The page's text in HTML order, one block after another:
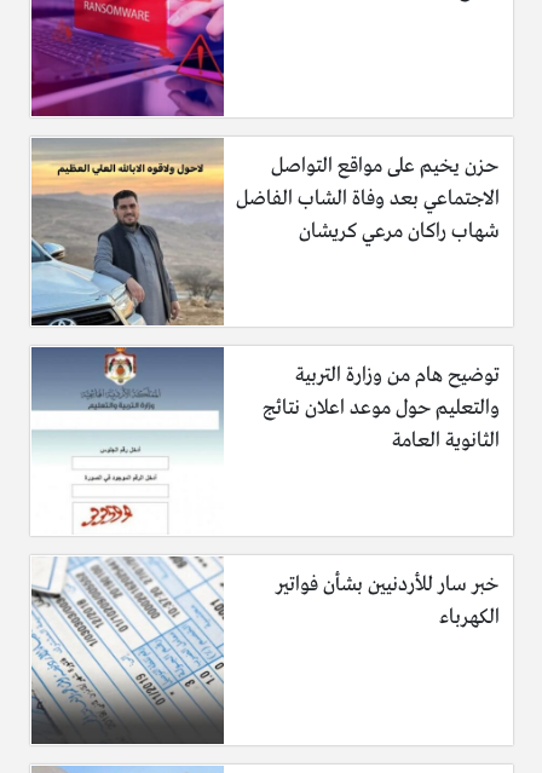
حزن يخيم على مواقع التواصل
الاجتماعي بعد وفاة الشاب الفاضل
شهاب راكان مرعي كريشان
توضيح هام من وزارة التربية
والتعليم حول موعد اعلان نتائج
الثانوية العامة
خبر سار للأردنيين بشأن فواتير
الكهرباء